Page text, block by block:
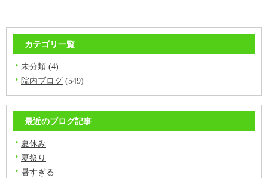
カテゴリ一覧
未分類 (4)
院内ブログ (549)
最近のブログ記事
夏休み
夏祭り
暑すぎる